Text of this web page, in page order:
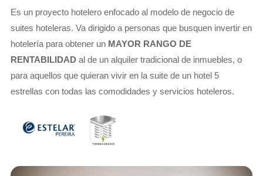
Es un proyecto hotelero enfocado al modelo de negocio de
suites hoteleras. Va dirigido a personas que busquen invertir en
hotelería para obtener un MAYOR RANGO DE
RENTABILIDAD al de un alquiler tradicional de inmuebles, o
para aquellos que quieran vivir en la suite de un hotel 5
estrellas con todas las comodidades y servicios hoteleros.